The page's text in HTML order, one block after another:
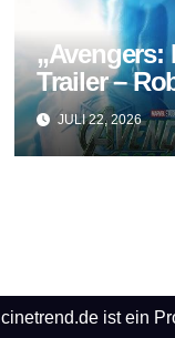
„Avengers:
Trailer –
Doctor
JULI 22, 2026
cinetrend.de ist ein